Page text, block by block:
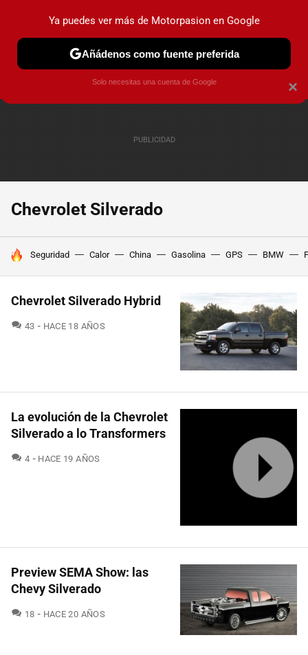
PRUEBAS COCHES ELÉCTRICOS OBSERVATORIO
Chevrolet Silverado
HOY SE HABLA DE
Seguridad Calor China Gasolina GPS BMW
Chevrolet Silverado Hybrid
43 COMENTARIOS
HACE 18 AÑOS
La evolución de la Chevrolet
Silverado a lo Transformers
4 COMENTARIOS
HACE 19 AÑOS
Preview SEMA Show: las
Chevy Silverado
18 COMENTARIOS
HACE 20 AÑOS
×
Ya puedes ver más de Motorpasion en Google
Añádenos como fuente preferida
Solo necesitas una cuenta de Google